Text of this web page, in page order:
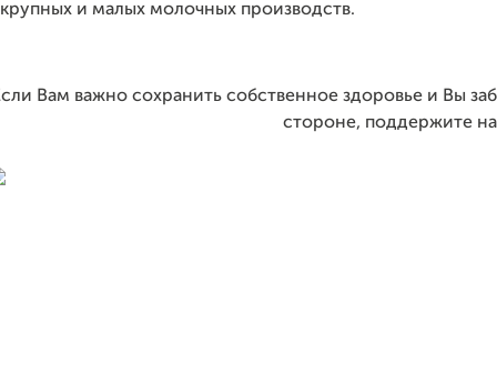
и малых молочных производств.
Вам важно сохранить собственное здоровье и Вы
стороне, поддержите